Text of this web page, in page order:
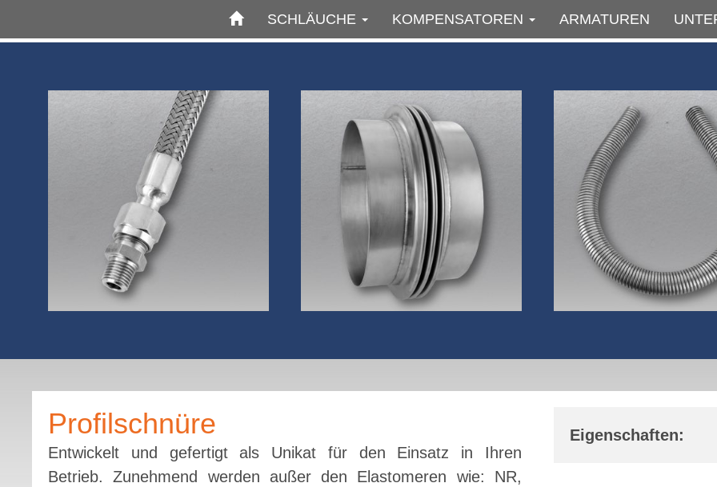
SCHLÄUCHE KOMPENSATOREN ARMATUREN
Profilschnüre
Entwickelt und gefertigt als Unikat für den Einsatz in Ihren
Betrieb. Zunehmend werden außer den Elastomeren wie: NR,
Eigenschaften: